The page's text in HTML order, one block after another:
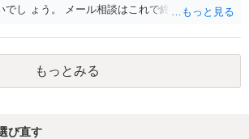
でし ょう。 メール相談はこれで終わります。
もっとみる
び直す